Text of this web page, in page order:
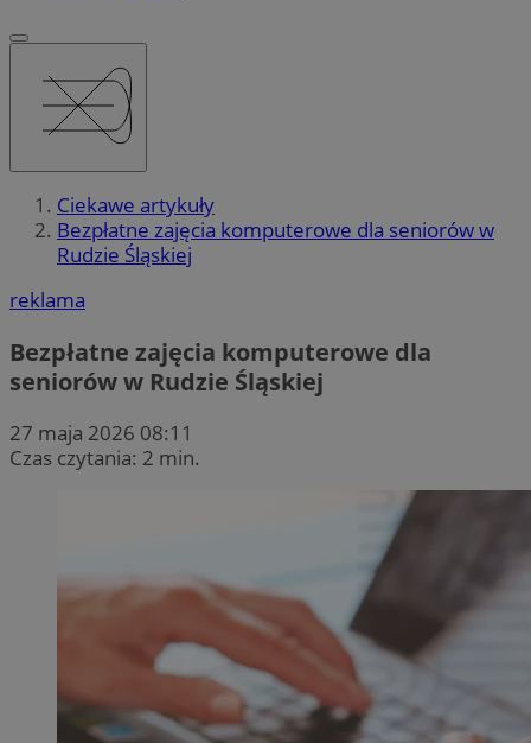
Ciekawe artykuły
Bezpłatne zajęcia komputerowe dla seniorów w
Rudzie Śląskiej
reklama
Bezpłatne zajęcia komputerowe dla
seniorów w Rudzie Śląskiej
27 maja 2026 08:11
Czas czytania: 2 min.